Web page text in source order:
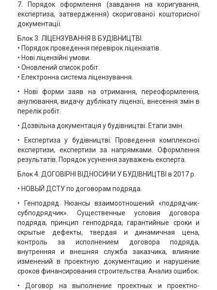
7. Порядок оформлення (завдання на коригування,
експертиза, затвердження) скоригованої кошторисної
документації.
Блок 3. ЛІЦЕНЗУВАННЯ В БУДІВНИЦТВІ.
• Порядок проведення перевірок ліцензіатів.
• Нові ліцензійні умови.
• Оновлений список робіт.
• Електронна система ліцензування.
• Нові форми заяв на отримання, переоформлення,
анулювання, видачу дублікату ліцензії, внесення змін в
перелік робіт.
• Дозвільна документація у будівництві. Етапи змін.
• Експертиза у будівництві. Проведення комплексної
експертизи, експертизи за напрямками. Оформлення
результатів. Порядок усунення зауважень експерта.
Блок 4. ДОГОВІРНІ ВІДНОСИНИ У БУДІВНИЦТВІ в 2017 р.
• НОВЫЙ ДСТУ по договорам подряда.
• Генподряд. Нюансы взаимоотношений «подрядчик-
субподрядчик». Существенные условия договора
подряда, принцип генподряда, гарантийные сроки и
скрытые дефекты, твердая и динамичная цена,
контроль за исполнением договора подряда,
внутренняя и внешняя служба заказчика, влияние
изменений в проектную документацию и нарушение
сроков финансирования строительства. Анализ ошибок.
• Договор на выполнение проектных и проектно-